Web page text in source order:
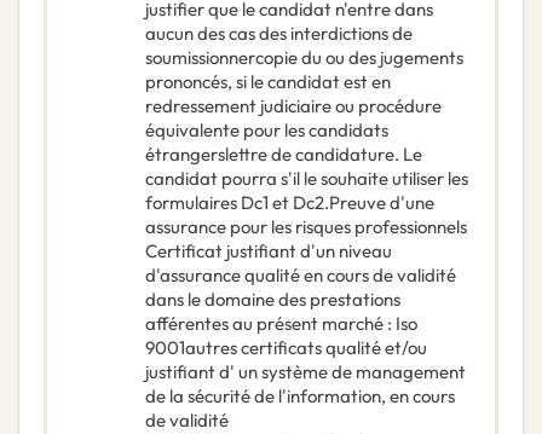
justifier que le candidat n'entre dans
aucun des cas des interdictions de
soumissionnercopie du ou des jugements
prononcés, si le candidat est en
redressement judiciaire ou procédure
équivalente pour les candidats
étrangerslettre de candidature. Le
candidat pourra s'il le souhaite utiliser les
formulaires Dc1 et Dc2.Preuve d'une
assurance pour les risques professionnels
Certificat justifiant d'un niveau
d'assurance qualité en cours de validité
dans le domaine des prestations
afférentes au présent marché : Iso
9001autres certificats qualité et/ou
justifiant d' un système de management
de la sécurité de l'information, en cours
de validité